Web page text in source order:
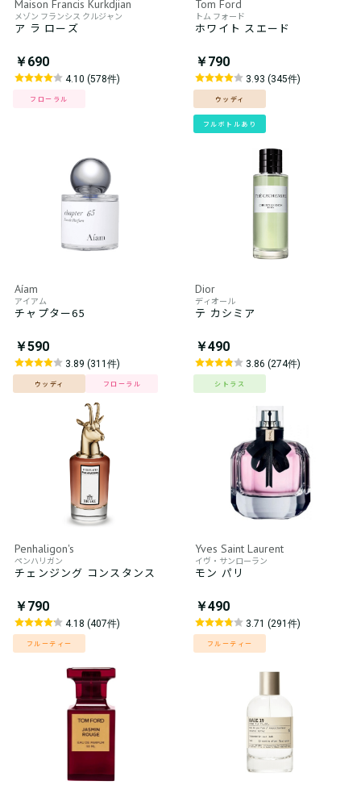
Maison Francis Kurkdjian
メゾン フランシス クルジャン
ア ラ ローズ
￥690
4.10 (578件)
フローラル
Tom Ford
トム フォード
ホワイト スエード
￥790
3.93 (345件)
ウッディ
フルボトルあり
Aíam
アイアム
チャプター65
￥590
3.89 (311件)
ウッディ フローラル
Dior
ディオール
テ カシミア
￥490
3.86 (274件)
シトラス
Penhaligon's
ペンハリガン
チェンジング コンスタンス
￥790
4.18 (407件)
フルーティー
Yves Saint Laurent
イヴ・サンローラン
モン パリ
￥490
3.71 (291件)
フルーティー